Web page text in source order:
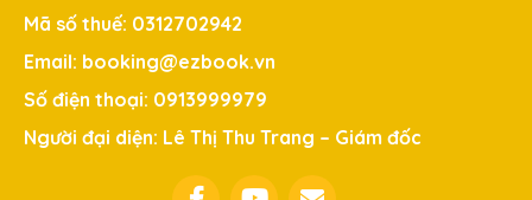
Mã số thuế: 0312702942
Email: booking@ezbook.vn
Số điện thoại: 0913999979
Người đại diện: Lê Thị Thu Trang – Giám đốc